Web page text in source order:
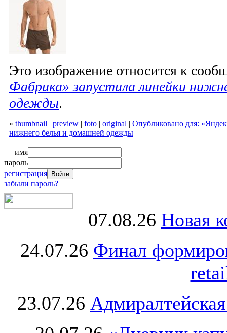
Это изображение относится к
Фабрика» запустила линейки
одежды.
» thumbnail | preview | foto | original | Опубликовано для:
нижнего белья и домашней одежды
имя
пароль
регистрация
забыли пароль?
07.08.26 Новая
24.07.26 Финал
23.07.26